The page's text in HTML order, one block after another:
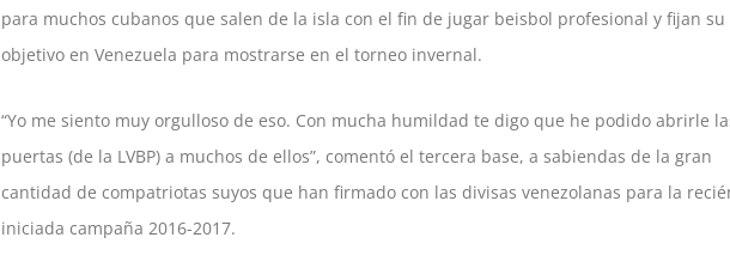
para muchos cubanos que salen de la isla con el fin de jugar beisbol profesional y fijan su
objetivo en Venezuela para mostrarse en el torneo invernal.
“Yo me siento muy orgulloso de eso. Con mucha humildad te digo que he podido abrirle
puertas (de la LVBP) a muchos de ellos”, comentó el tercera base, a sabiendas de la gran
cantidad de compatriotas suyos que han firmado con las divisas venezolanas para la
iniciada campaña 2016-2017.